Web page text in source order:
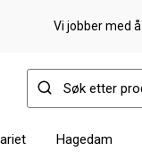
Vi jobber med
Hagedam